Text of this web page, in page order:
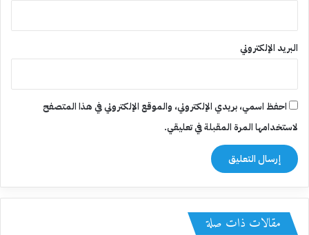
البريد الإلكتروني
احفظ اسمي، بريدي الإلكتروني، والموقع الإلكتروني في هذا المتصفح
لاستخدامها المرة المقبلة في تعليقي.
مقالات ذات صلة